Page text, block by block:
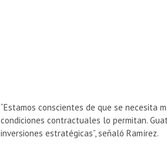
“Estamos conscientes de que se necesita
condiciones contractuales lo permitan.
inversiones estratégicas”, señaló Ramírez.